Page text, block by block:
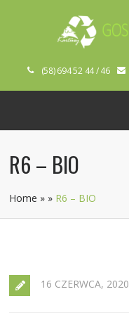
(58) 694 52 44 / 46
R6 – BIO
Home » » R6 – BIO
16 CZERWCA, 2020